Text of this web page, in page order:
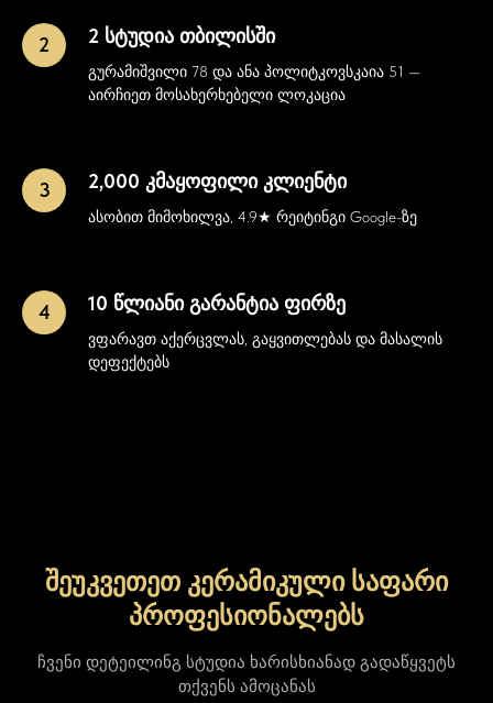
2 სტუდია თბილისში
გურამიშვილი 78 და ანა პოლიტკოვსკაია 51 —
აირჩიეთ მოსახერხებელი ლოკაცია
2,000 კმაყოფილი კლიენტი
ასობით მიმოხილვა, 4.9★ რეიტინგი Google-ზე
10 წლიანი გარანტია ფირზე
ვფარავთ აქერცვლას, გაყვითლებას და მასალის
დეფექტებს
შეუკვეთეთ კერამიკული საფარი
პროფესიონალებს
ჩვენი დეტეილინგ სტუდია ხარისხიანად გადაწყვეტს
თქვენს ამოცანას